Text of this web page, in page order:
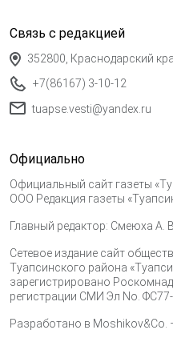
Связь с редакцией
352800, Краснодарский
+7(86167) 3-10-12
tuapse.vesti@yandex.ru
Официально
Официальный сайт газеты
ООО Редакция газеты
Главный редактор: Смеюха А. В.
Сетевое издание сайт
Туапсинского района
зарегистрировано
регистрации СМИ Эл No.
Разработано в Moshikov&Co.